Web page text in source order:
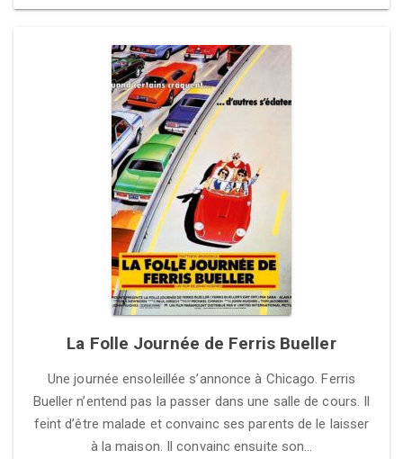
La Folle Journée de Ferris Bueller
Une journée ensoleillée s’annonce à Chicago. Ferris
Bueller n’entend pas la passer dans une salle de cours. Il
feint d’être malade et convainc ses parents de le laisser
à la maison. Il convainc ensuite son…